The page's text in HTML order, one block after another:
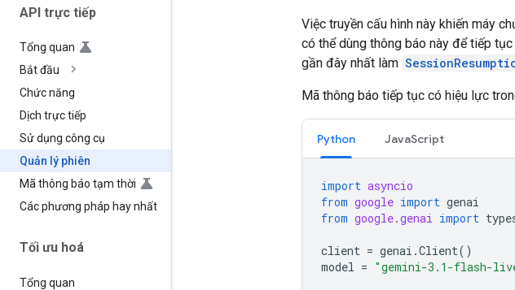
API trực tiếp
Tổng quan
Bắt đầu
Chức năng
Dịch trực tiếp
Sử dụng công cụ
Quản lý phiên
Mã thông báo tạm thời
Các phương pháp hay nhất
Tối ưu hoá
Tổng quan
Việc truyền cấu hình này khiến máy
có thể dùng thông báo này để tiếp
gần đây nhất làm
Mã thông báo tiếp tục có hiệu lực
Python JavaScript
import asyncio
from google import genai
from google.genai import
client = genai .Client()
model = "gemini-3.1-flash-